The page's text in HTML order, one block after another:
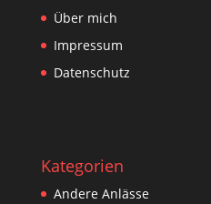
Über mich
Impressum
Datenschutz
Kategorien
Andere Anlässe